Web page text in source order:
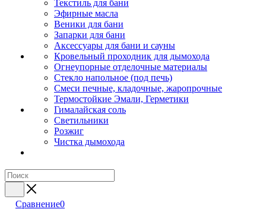
Текстиль для бани
Эфирные масла
Веники для бани
Запарки для бани
Аксессуары для бани и сауны
Кровельный проходник для дымохода
Огнеупорные отделочные материалы
Стекло напольное (под печь)
Смеси печные, кладочные, жаропрочные
Термостойкие Эмали, Герметики
Гималайская соль
Светильники
Розжиг
Чистка дымохода
Сравнение0